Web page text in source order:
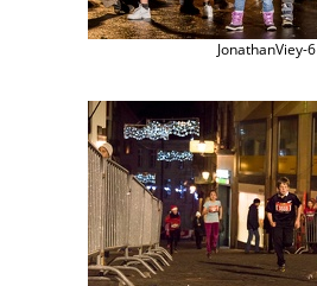
JonathanViey-6